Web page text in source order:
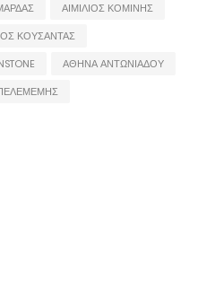
ΑΙΜΙΛΙΟΣ ΚΟΜΙΝΗΣ
ΚΟΥΣΑΝΤΑΣ
ΑΘΗΝΑ ΑΝΤΩΝΙΑΔΟΥ